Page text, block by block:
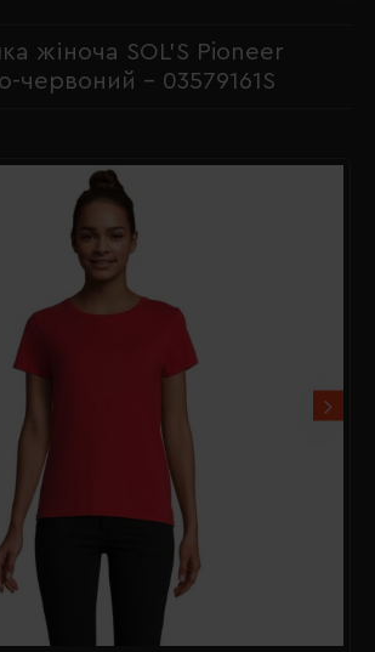
жіноча SOL'S Pioneer
червоний - 03579161S